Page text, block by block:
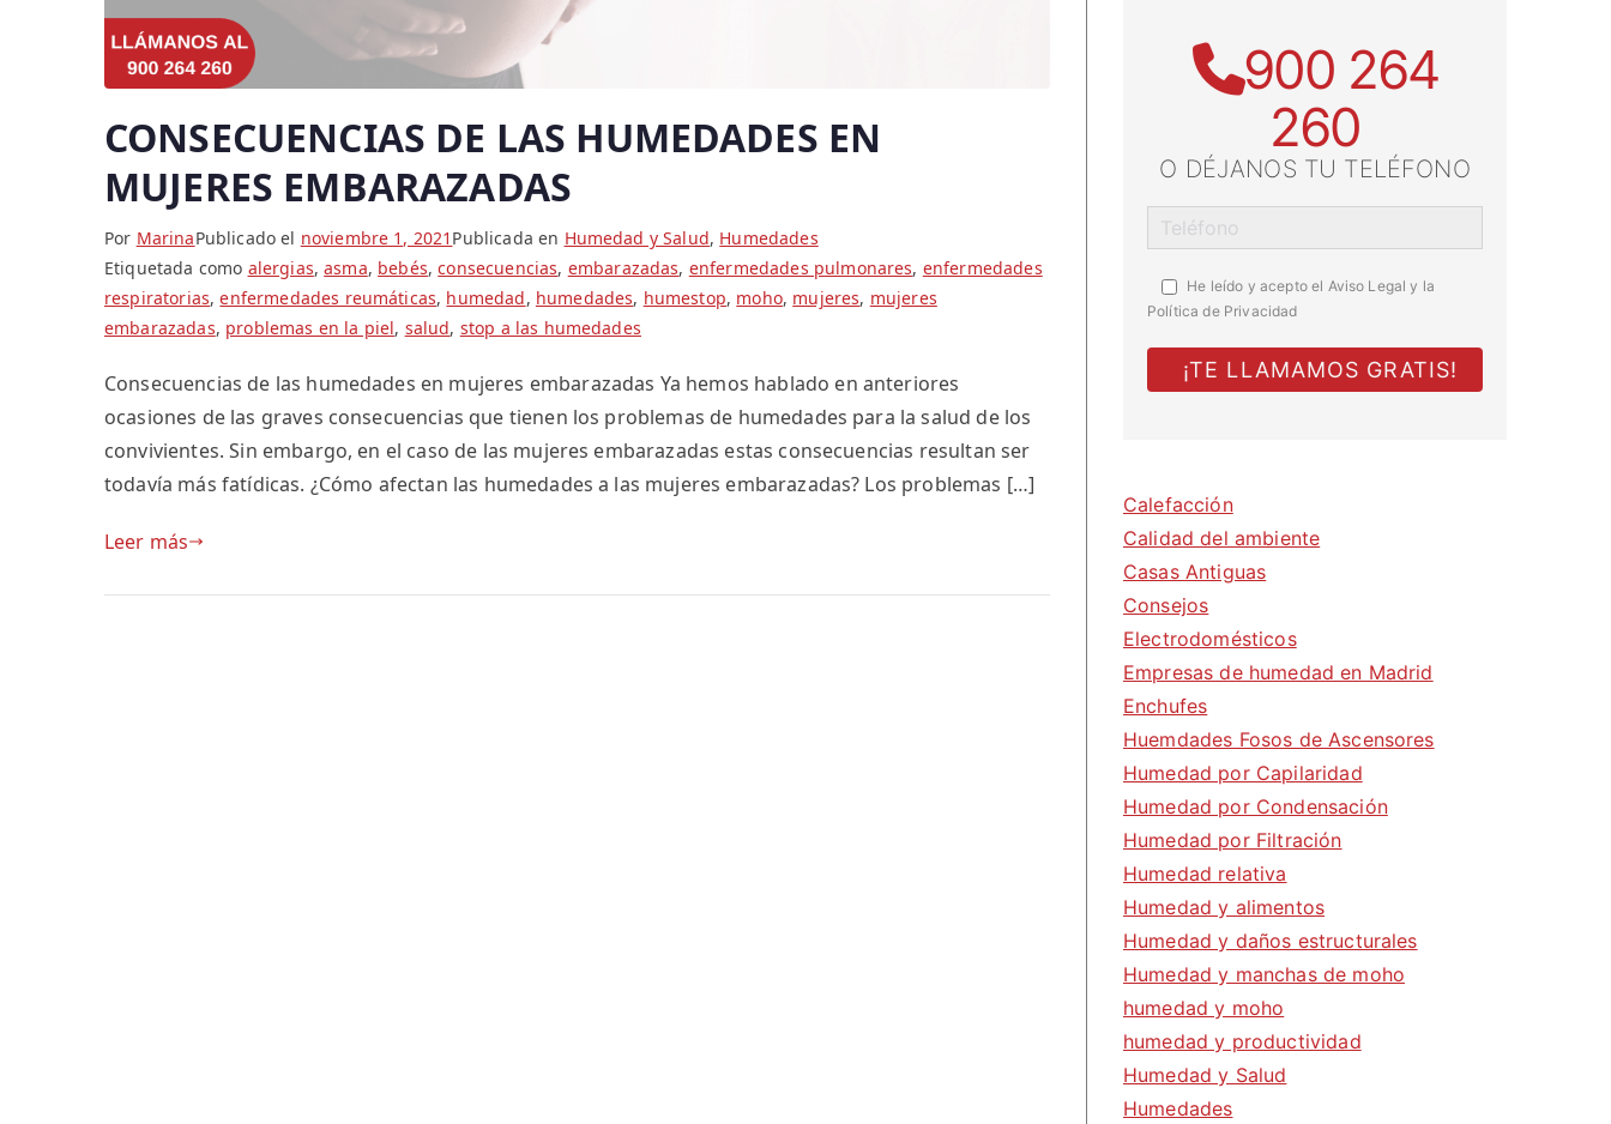
CONSECUENCIAS DE LAS HUMEDADES EN
MUJERES EMBARAZADAS
Por MarinaPublicado el noviembre 1, 2021 Publicada en Humedad y Salud, Humedades
Etiquetada como alergias,asma, bebés,consecuencias, embarazadas, enfermedades pulmonares, enfermedades
respiratorias,enfermedades reumáticas, humedad, humedades, humestop, moho, mujeres, mujeres
embarazadas, problemas en la piel, salud, stop a las humedades
Consecuencias de las humedades en mujeres embarazadas Ya hemos hablado en anteriores
ocasiones de las graves consecuencias que tienen los problemas de humedades para la salud de los
convivientes. Sin embargo, en el caso de las mujeres embarazadas estas consecuencias resultan ser
todavía más fatídicas. ¿Cómo afectan las humedades a las mujeres embarazadas? Los problemas […]
Leer más
900 264
260
O DÉJANOS TU TELÉFONO
He leído y acepto el Aviso Legal y la
Política de Privacidad
Calefacción
Calidad del ambiente
Casas Antiguas
Consejos
Electrodomésticos
Empresas de humedad en Madrid
Enchufes
Huemdades Fosos de Ascensores
Humedad por Capilaridad
Humedad por Condensación
Humedad por Filtración
Humedad relativa
Humedad y alimentos
Humedad y daños estructurales
Humedad y manchas de moho
humedad y moho
humedad y productividad
Humedad y Salud
Humedades